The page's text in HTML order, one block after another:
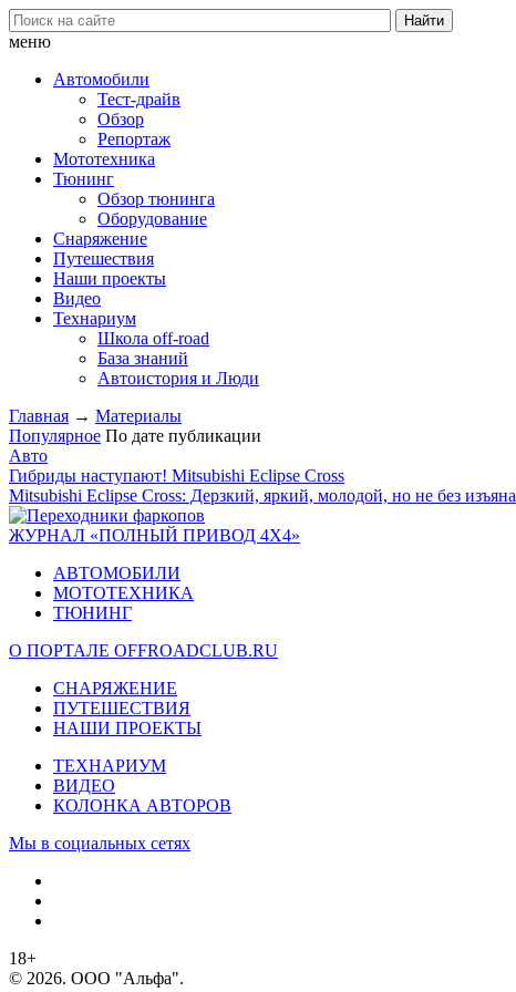
меню
Автомобили
Тест-драйв
Обзор
Репортаж
Мототехника
Тюнинг
Обзор тюнинга
Оборудование
Снаряжение
Путешествия
Наши проекты
Видео
Технариум
Школа off-road
База знаний
Автоистория и Люди
Главная → Материалы
Популярное По дате публикации
Авто
Гибриды наступают! Mitsubishi Eclipse Cross
Mitsubishi Eclipse Cross: Дерзкий, яркий, молодой, но не без изъяна
ЖУРНАЛ «ПОЛНЫЙ ПРИВОД 4Х4»
АВТОМОБИЛИ
МОТОТЕХНИКА
ТЮНИНГ
О ПОРТАЛЕ OFFROADCLUB.RU
СНАРЯЖЕНИЕ
ПУТЕШЕСТВИЯ
НАШИ ПРОЕКТЫ
ТЕХНАРИУМ
ВИДЕО
КОЛОНКА АВТОРОВ
Мы в социальных сетях
18+
© 2026. ООО "Альфа".